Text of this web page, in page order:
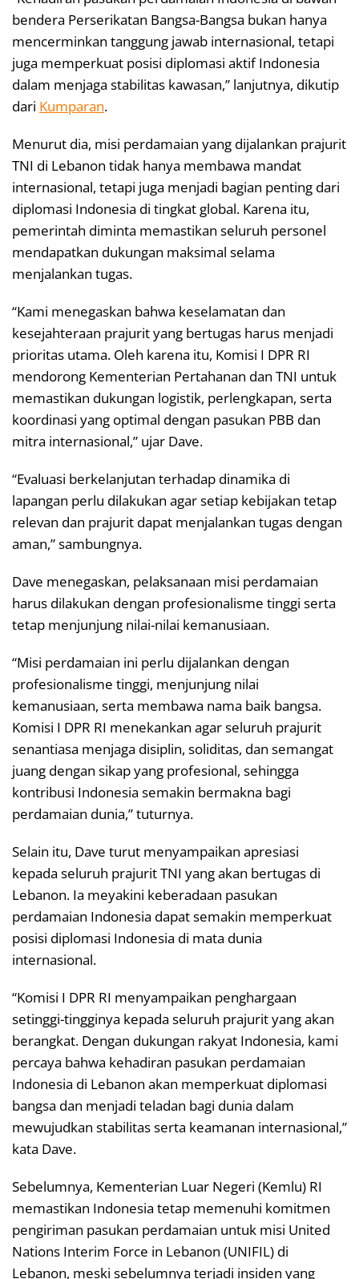
bendera Perserikatan Bangsa-Bangsa bukan hanya
mencerminkan tanggung jawab internasional, tetapi
juga memperkuat posisi diplomasi aktif Indonesia
dalam menjaga stabilitas kawasan,” lanjutnya, dikutip
dari Kumparan.
Menurut dia, misi perdamaian yang dijalankan prajurit
TNI di Lebanon tidak hanya membawa mandat
internasional, tetapi juga menjadi bagian penting dari
diplomasi Indonesia di tingkat global. Karena itu,
pemerintah diminta memastikan seluruh personel
mendapatkan dukungan maksimal selama
menjalankan tugas.
“Kami menegaskan bahwa keselamatan dan
kesejahteraan prajurit yang bertugas harus menjadi
prioritas utama. Oleh karena itu, Komisi I DPR RI
mendorong Kementerian Pertahanan dan TNI untuk
memastikan dukungan logistik, perlengkapan, serta
koordinasi yang optimal dengan pasukan PBB dan
mitra internasional,” ujar Dave.
“Evaluasi berkelanjutan terhadap dinamika di
lapangan perlu dilakukan agar setiap kebijakan tetap
relevan dan prajurit dapat menjalankan tugas dengan
aman,” sambungnya.
Dave menegaskan, pelaksanaan misi perdamaian
harus dilakukan dengan profesionalisme tinggi serta
tetap menjunjung nilai-nilai kemanusiaan.
“Misi perdamaian ini perlu dijalankan dengan
profesionalisme tinggi, menjunjung nilai
kemanusiaan, serta membawa nama baik bangsa.
Komisi I DPR RI menekankan agar seluruh prajurit
senantiasa menjaga disiplin, soliditas, dan semangat
juang dengan sikap yang profesional, sehingga
kontribusi Indonesia semakin bermakna bagi
perdamaian dunia,” tuturnya.
Selain itu, Dave turut menyampaikan apresiasi
kepada seluruh prajurit TNI yang akan bertugas di
Lebanon. Ia meyakini keberadaan pasukan
perdamaian Indonesia dapat semakin memperkuat
posisi diplomasi Indonesia di mata dunia
internasional.
“Komisi I DPR RI menyampaikan penghargaan
setinggi-tingginya kepada seluruh prajurit yang akan
berangkat. Dengan dukungan rakyat Indonesia, kami
percaya bahwa kehadiran pasukan perdamaian
Indonesia di Lebanon akan memperkuat diplomasi
bangsa dan menjadi teladan bagi dunia dalam
mewujudkan stabilitas serta keamanan internasional,”
kata Dave.
Sebelumnya, Kementerian Luar Negeri (Kemlu) RI
memastikan Indonesia tetap memenuhi komitmen
pengiriman pasukan perdamaian untuk misi United
Nations Interim Force in Lebanon (UNIFIL) di
Lebanon, meski sebelumnya terjadi insiden yang